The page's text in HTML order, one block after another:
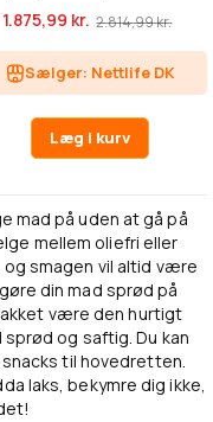
1.875,99 kr. 2.814,99 kr.
Sælger: Nettlife DK
Læg i kurv
mad på uden at gå på
mellem oliefri eller
smagen vil altid være
din mad sprød på
være den hurtigt
og saftig. Du kan
til hovedretten.
laks, bekymre dig ikke,